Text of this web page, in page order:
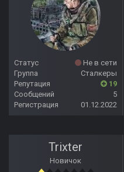
Статус
Не в сети
Группа
Сталкеры
Репутация
19
Сообщений
5
Регистрация
01.12.2022
Trixter
Новичок